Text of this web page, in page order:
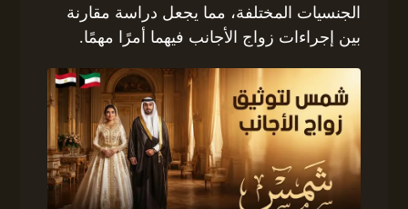
الجنسيات المختلفة، مما يجعل دراسة مقارنة
بين إجراءات زواج الأجانب فيهما أمرًا مهمًا.